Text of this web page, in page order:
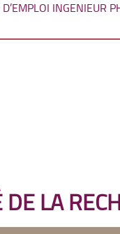
INGENIEUR
DE LA